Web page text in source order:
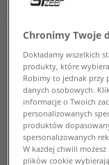
Chronimy Twoje
Dokładamy wszelkich
produkty, które
Robimy to jednak przy
danych osobowych.
informacje o Twoich
personalizowanych
produktów
spersonalizowanych
W każdej chwili
plików cookie